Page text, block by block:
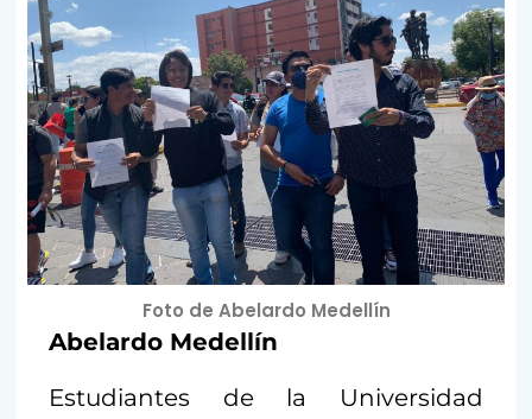
Foto de Abelardo Medellín
Abelardo Medellín
Estudiantes de la Universidad